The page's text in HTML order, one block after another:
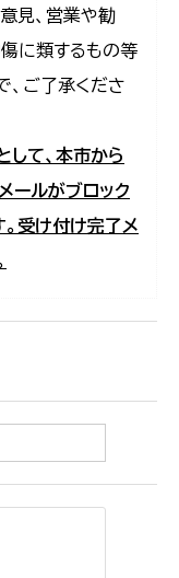
見、営業や勧
に類するもの等
、ご了承くださ
して、本市から
ールがブロック
受け付け完了メ